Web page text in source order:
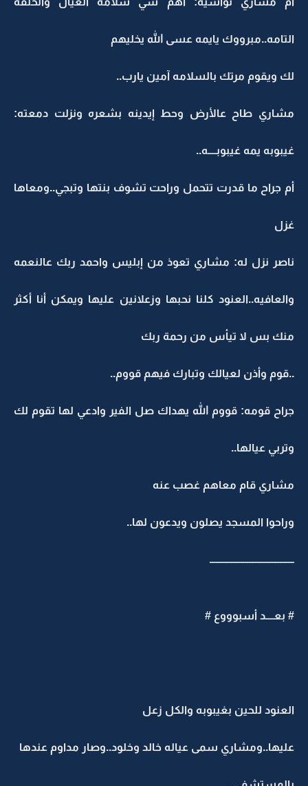
التامه..مبرووك يايمه عسى الله يخليهم
لك ويقوم مرتك بالسلامه آمين يارب..
مشاري طاح عالأرض وحط إيدينه بشعره ونزلت دمعته:
غيبوبه يمه غيبوبــــه..
أم جراح ما قدرت تتحمل وراحت تشوف بنتها وتبجي..ومعاها
غزل
ناصر نزل له: مشاري تعوذ من إبليس واحمد ربك عالنعمه
والعافيه..العنود كلنا نحبها وزعلانين عليها ويمكن أنا أكثر
منك بس لا تيأس من رحمة ربك
..قوم وأذن لعيالك وتبارك فيهم قووم..
جراح قومه: قووم الله يهداك صل الفير وادعي لها تقوم لك
وتربي عيالها..
مشاري قام معاهم غصب عنه
وراحوا المسجد يصلون ويدعون لها..
ـــــــــــــــــــــــــــــــــــــــــ
# بعــــد أسبوووع #
العنود للحين بغيبوبه والكل زعل
عليها..ومشاري سمى عياله خالد وخلود..وصار مداوم عندها